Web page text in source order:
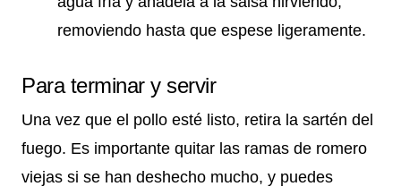
removiendo hasta que espese ligeramente.
Para terminar y servir
Una vez que el pollo esté listo, retira la sartén del
fuego. Es importante quitar las ramas de romero
viejas si se han deshecho mucho, y puedes